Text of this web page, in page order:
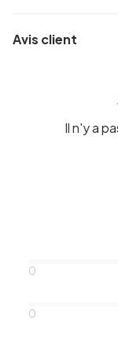
Avis client
Il n'y a
0
0